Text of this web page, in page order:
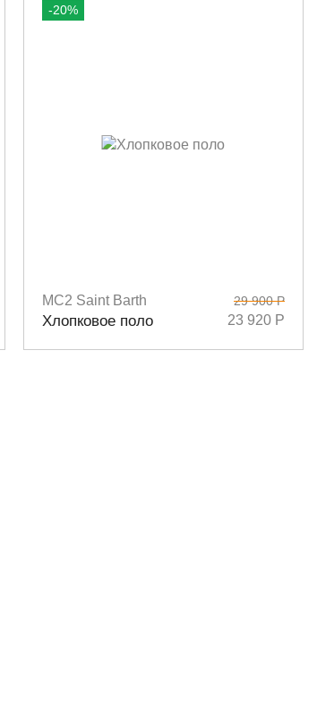
-20%
Размеры
MC2 Saint Barth
Хлопковое поло
29 900 Р
23 920 Р